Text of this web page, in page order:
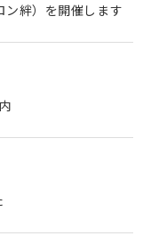
絆）を開催します